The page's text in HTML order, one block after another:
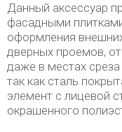
Данный аксессуар
фасадными
оформления
дверных проемов,
даже в местах
так как сталь
элемент с лицевой
окрашенного